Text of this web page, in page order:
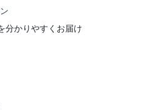
分かりやすくお届け